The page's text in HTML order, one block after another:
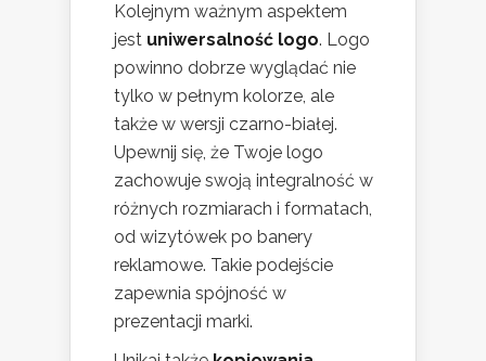
Kolejnym ważnym aspektem
jest uniwersalność logo. Logo
powinno dobrze wyglądać nie
tylko w pełnym kolorze, ale
także w wersji czarno-białej.
Upewnij się, że Twoje logo
zachowuje swoją integralność w
różnych rozmiarach i formatach,
od wizytówek po banery
reklamowe. Takie podejście
zapewnia spójność w
prezentacji marki.